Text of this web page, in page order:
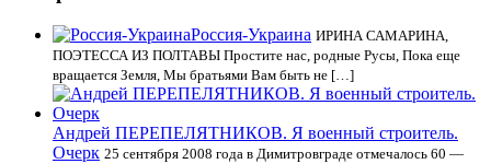
Россия-Украина ИРИНА САМАРИНА,
ПОЭТЕССА ИЗ ПОЛТАВЫ Простите нас, родные Русы, Пока еще
вращается Земля, Мы братьями Вам быть не […]
Андрей ПЕРЕПЕЛЯТНИКОВ. Я военный строитель.
Очерк 25 сентября 2008 года в Димитровграде отмечалось 60 —